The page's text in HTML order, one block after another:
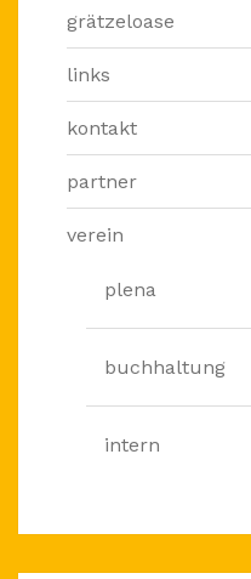
grätzeloase
links
kontakt
partner
verein
plena
buchhaltung
intern